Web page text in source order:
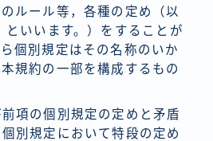
ルール等，各種の定め（以
といいます。）をすることが
個別規定はその名称のいか
規約の一部を構成するもの
項の個別規定の定めと矛盾
別規定において特段の定め